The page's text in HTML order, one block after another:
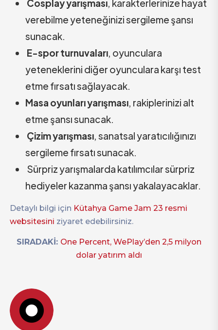
Cosplay yarışması, karakterlerinize hayat
verebilme yeteneğinizi sergileme şansı
sunacak.
E-spor turnuvaları, oyunculara
yeteneklerini diğer oyunculara karşı test
etme fırsatı sağlayacak.
Masa oyunları yarışması, rakiplerinizi alt
etme şansı sunacak.
Çizim yarışması, sanatsal yaratıcılığınızı
sergileme fırsatı sunacak.
Sürpriz yarışmalarda katılımcılar sürpriz
hediyeler kazanma şansı yakalayacaklar.
Detaylı bilgi için Kütahya Game Jam 23 resmi
websitesini ziyaret edebilirsiniz.
SIRADAKİ: One Percent, WePlay’den 2,5 milyon
dolar yatırım aldı